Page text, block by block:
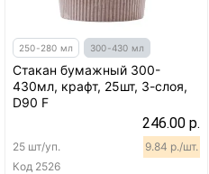
250-280 мл 300-430 мл
Стакан бумажный 300-
430мл, крафт, 25шт, 3-слоя,
D90 F
246.00 р.
Код 2526
25 шт/уп. 9.84 р./шт.